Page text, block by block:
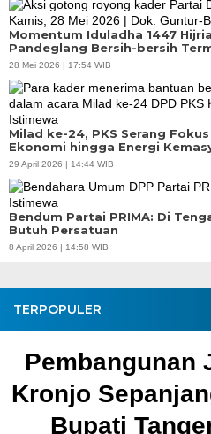
Momentum Iduladha 1447
Pandeglang Bersih-bersih
28 Mei 2026 | 17:54 WIB
Milad ke-24, PKS Serang
Ekonomi hingga Energi
29 April 2026 | 14:44 WIB
Bendum Partai PRIMA: Di
Butuh Persatuan
8 April 2026 | 14:58 WIB
TERPOPULER
Pembangunan
Kronjo
Bupati